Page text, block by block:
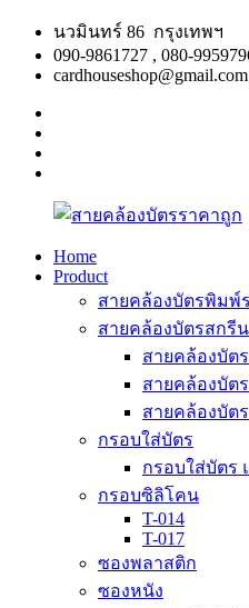
Skip
content
นวมินทร์ 86 กรุงเทพฯ
090-9861727 , 080-
cardhouseshop@gmail.com
สาย
สินค้า
Home
Product
สายคล้องบัตรพิมพ์ร
สายคล้องบัตรสกรีน
สายคล้องบัต
สายคล้องบัต
สายคล้องบัต
กรอบใส่บัตร
กรอบใส่บัตร
กรอบซิลิโคน
T-014
T-017
ซองพลาสติก
ซองหนัง